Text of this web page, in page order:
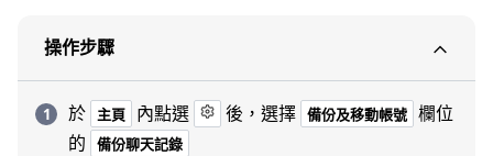
操作步驟
於 主頁 內點選 後，選擇 備份及移動帳號 欄位
的
備份聊天記錄